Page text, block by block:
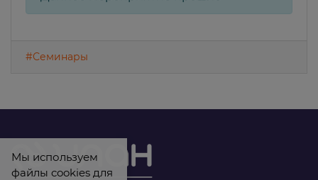
#Семинары
Мы используем
файлы cookies для